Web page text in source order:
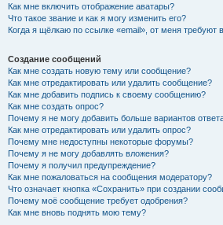
Как мне включить отображение аватары?
Что такое звание и как я могу изменить его?
Когда я щёлкаю по ссылке «email», от меня требуют
Создание сообщений
Как мне создать новую тему или сообщение?
Как мне отредактировать или удалить сообщение?
Как мне добавить подпись к своему сообщению?
Как мне создать опрос?
Почему я не могу добавить больше вариантов
Как мне отредактировать или удалить опрос?
Почему мне недоступны некоторые форумы?
Почему я не могу добавлять вложения?
Почему я получил предупреждение?
Как мне пожаловаться на сообщения модератору?
Что означает кнопка «Сохранить» при создании
Почему моё сообщение требует одобрения?
Как мне вновь поднять мою тему?